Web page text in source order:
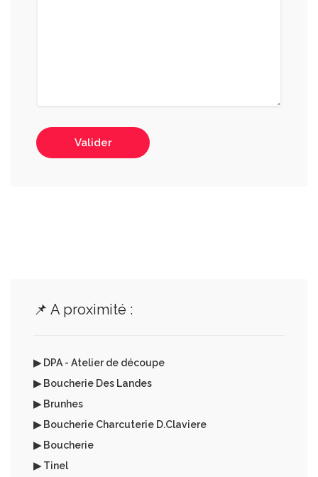
Valider
📌 A proximité :
▶ DPA - Atelier de découpe
▶ Boucherie Des Landes
▶ Brunhes
▶ Boucherie Charcuterie D.Claviere
▶ Boucherie
▶ Tinel